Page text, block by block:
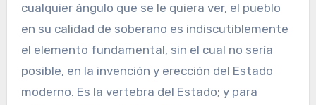
cualquier ángulo que se le quiera ver, el pueblo
en su calidad de soberano es indiscutiblemente
el elemento fundamental, sin el cual no sería
posible, en la invención y erección del Estado
moderno. Es la vertebra del Estado; y para